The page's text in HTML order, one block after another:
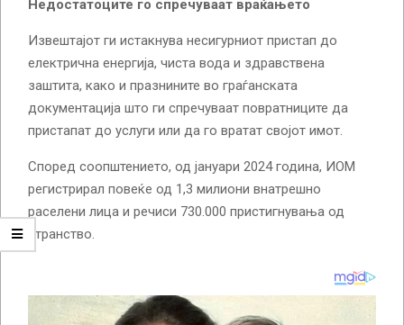
Недостатоците го спречуваат враќањето
Извештајот ги истакнува несигурниот пристап до
електрична енергија, чиста вода и здравствена
заштита, како и празнините во граѓанската
документација што ги спречуваат повратниците да
пристапат до услуги или да го вратат својот имот.
Според соопштението, од јануари 2024 година, ИОМ
регистрирал повеќе од 1,3 милиони внатрешно
раселени лица и речиси 730.000 пристигнувања од
странство.